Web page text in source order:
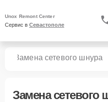
Unox Remont Center
Сервис в Севастополе
Замена сетевого шнура
Замена сетевого